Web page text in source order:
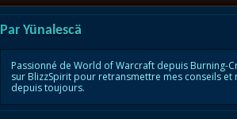
Par Yünalescä
Passionné de World of Warcraft depuis Burning-
sur BlizzSpirit pour retransmettre mes conseils
depuis toujours.